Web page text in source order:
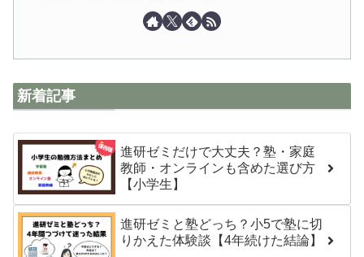
新着記事
進研ゼミだけで大丈夫？塾・家庭
教師・オンラインも含めた選び方
【小学生】
進研ゼミと塾どっち？小5で塾に切
りかえた体験談【4年続けた結論】